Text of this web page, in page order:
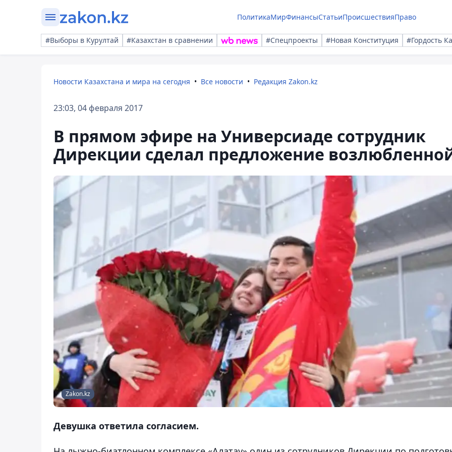
ПолитикаМирФинансыСтатьиПроисшествияПраво
#Выборы в Курултай #Казахстан в сравнении #Спецпроекты #Новая Конституция #Гордость
Новости Казахстана и мира на сегодня Все новости Редакция Zakon.kz
23:03, 04 февраля 2017
В прямом эфире на Универсиаде сотрудник
Дирекции сделал предложение
Zakon.kz
Девушка ответила согласием.